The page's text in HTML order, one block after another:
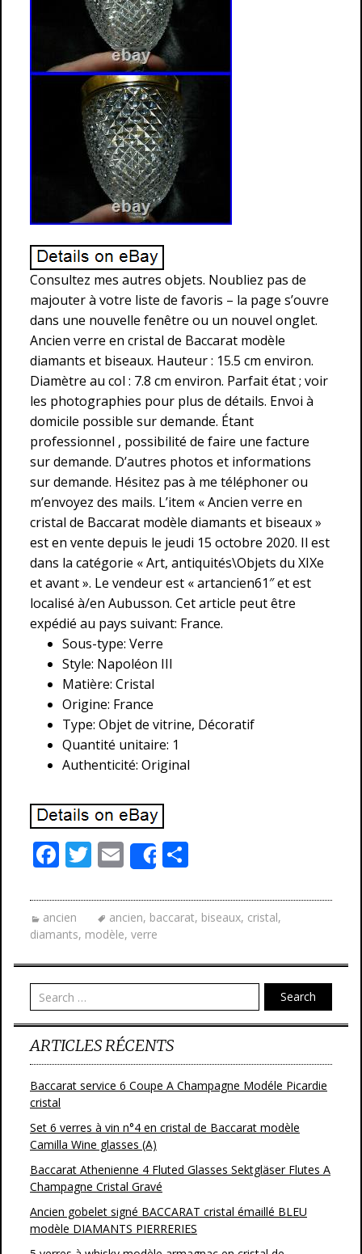
Consultez mes autres objets. Noubliez pas de
majouter à votre liste de favoris – la page s’ouvre
dans une nouvelle fenêtre ou un nouvel onglet.
Ancien verre en cristal de Baccarat modèle
diamants et biseaux. Hauteur : 15.5 cm environ.
Diamètre au col : 7.8 cm environ. Parfait état ; voir
les photographies pour plus de détails. Envoi à
domicile possible sur demande. Étant
professionnel , possibilité de faire une facture
sur demande. D’autres photos et informations
sur demande. Hésitez pas à me téléphoner ou
m’envoyez des mails. L’item « Ancien verre en
cristal de Baccarat modèle diamants et biseaux »
est en vente depuis le jeudi 15 octobre 2020. Il est
dans la catégorie « Art, antiquités\Objets du XIXe
et avant ». Le vendeur est « artancien61″ et est
localisé à/en Aubusson. Cet article peut être
expédié au pays suivant: France.
Sous-type: Verre
Style: Napoléon III
Matière: Cristal
Origine: France
Type: Objet de vitrine, Décoratif
Quantité unitaire: 1
Authenticité: Original
F
e
b
o
o
k
T
itt
er
E
m
ai
l
Share
ta
g
er
ancien ancien, baccarat, biseaux, cristal,
diamants, modèle, verre
Search
ARTICLES RÉCENTS
Baccarat service 6 Coupe A Champagne Modéle Picardie
cristal
Set 6 verres à vin n°4 en cristal de Baccarat modèle
Camilla Wine glasses (A)
Baccarat Athenienne 4 Fluted Glasses Sektgläser Flutes A
Champagne Cristal Gravé
Ancien gobelet signé BACCARAT cristal émaillé BLEU
modèle DIAMANTS PIERRERIES